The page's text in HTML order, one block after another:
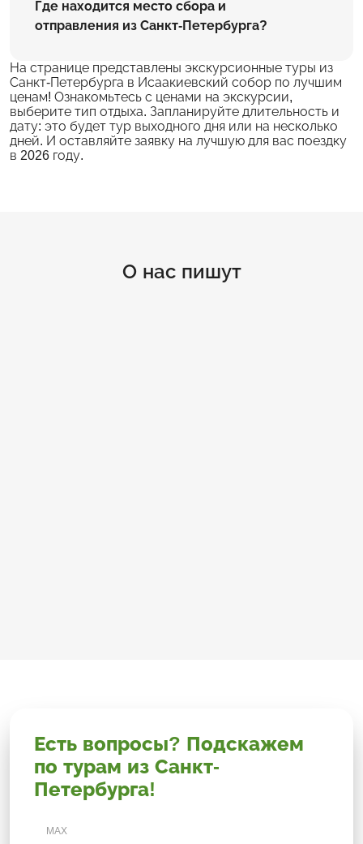
Где находится место сбора и
отправления из Санкт-Петербурга?
На странице представлены экскурсионные туры из
Санкт-Петербурга в Исаакиевский собор по лучшим
ценам! Ознакомьтесь с ценами на экскурсии,
выберите тип отдыха. Запланируйте длительность и
дату: это будет тур выходного дня или на несколько
дней. И оставляйте заявку на лучшую для вас поездку
в 2026 году.
О нас пишут
Есть вопросы? Подскажем
по турам из Санкт-
Петербурга!
MAX